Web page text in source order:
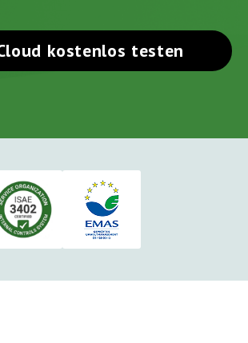
kostenlos testen